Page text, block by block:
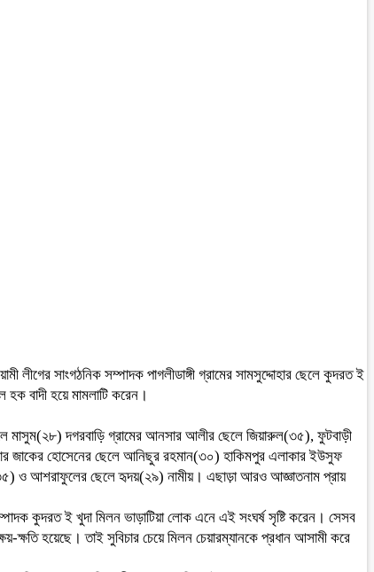
লীগের সাংগঠনিক সম্পাদক পাগলীডাঙ্গী গ্রামের সামসুদ্দোহার ছেলে কুদরত ই
বাদী হয়ে মামলাটি করেন।
দগরবাড়ি গ্রামের আনসার আলীর ছেলে জিয়ারুল(৩৫), ফুটবাড়ী
জাকের হোসেনের ছেলে আনিছুর রহমান(৩০) হাকিমপুর এলাকার ইউসুফ
ও আশরাফুলের ছেলে হৃদয়(২৯) নামীয়। এছাড়া আরও আজ্ঞাতনাম প্রায়
কুদরত ই খুদা মিলন ভাড়াটিয়া লোক এনে এই সংঘর্ষ সৃষ্টি করেন। সেসব
ক্ষতি হয়েছে। তাই সুবিচার চেয়ে মিলন চেয়ারম্যানকে প্রধান আসামী করে